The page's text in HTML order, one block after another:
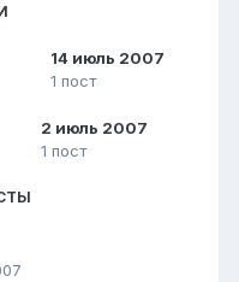
14 июль 2007
1 пост
2 июль 2007
1 пост